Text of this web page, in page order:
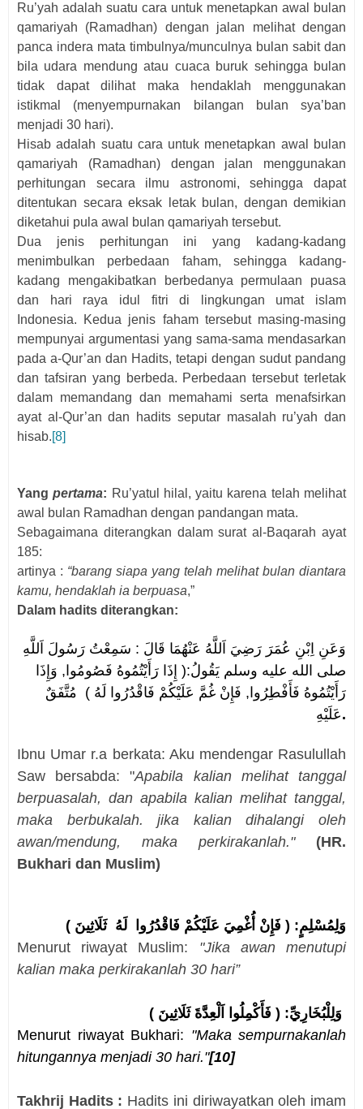
Ru’yah adalah suatu cara untuk menetapkan awal bulan
qamariyah (Ramadhan) dengan jalan melihat dengan
panca indera mata timbulnya/munculnya bulan sabit dan
bila udara mendung atau cuaca buruk sehingga bulan
tidak dapat dilihat maka hendaklah menggunakan
istikmal (menyempurnakan bilangan bulan sya’ban
menjadi 30 hari).
Hisab adalah suatu cara untuk menetapkan awal bulan
qamariyah (Ramadhan) dengan jalan menggunakan
perhitungan secara ilmu astronomi, sehingga dapat
ditentukan secara eksak letak bulan, dengan demikian
diketahui pula awal bulan qamariyah tersebut.
Dua jenis perhitungan ini yang kadang-kadang
menimbulkan perbedaan faham, sehingga kadang-
kadang mengakibatkan berbedanya permulaan puasa
dan hari raya idul fitri di lingkungan umat islam
Indonesia. Kedua jenis faham tersebut masing-masing
mempunyai argumentasi yang sama-sama mendasarkan
pada a-Qur’an dan Hadits, tetapi dengan sudut pandang
dan tafsiran yang berbeda. Perbedaan tersebut terletak
dalam memandang dan memahami serta menafsirkan
ayat al-Qur’an dan hadits seputar masalah ru’yah dan
hisab.[8]
Yangpertama: Ru’yatul hilal, yaitu karena telah melihat
awal bulan Ramadhan dengan pandangan mata.
Sebagaimana diterangkan dalam surat al-Baqarah ayat
185:
artinya : “barang siapa yang telah melihat bulan diantara
kamu, hendaklah ia berpuasa,”
Dalam hadits diterangkan:
وَعَنِ اِبْنِ عُمَرَ رَضِيَ اَللَّهُ عَنْهُمَا قَالَ : سَمِعْتُ رَسُولَ اَللَّهِ
صلى الله عليه وسلم يَقُولُ:( إِذَا رَأَيْتُمُوهُ فَصُومُوا, وَإِذَا
رَأَيْتُمُوهُ فَأَفْطِرُوا, فَإِنْ غُمَّ عَلَيْكُمْ فَاقْدُرُوا لَهُ ) مُتَّفَقٌ
عَلَيْهِ.
Ibnu Umar r.a berkata: Aku mendengar Rasulullah
Saw bersabda: "Apabila kalian melihat tanggal
berpuasalah, dan apabila kalian melihat tanggal,
maka berbukalah. jika kalian dihalangi oleh
awan/mendung, maka perkirakanlah."
(HR.
Bukhari dan Muslim)
وَلِمُسْلِمٍ: ( فَإِنْ أُغْمِيَ عَلَيْكُمْ فَاقْدُرُوا لَهُ ثَلَاثِينَ )
Menurut riwayat Muslim: "Jika awan menutupi
kalian maka perkirakanlah 30 hari”
Menurut riwayat Bukhari: "Maka sempurnakanlah
hitungannya menjadi 30 hari."[10]
Takhrij Hadits : Hadits ini diriwayatkan oleh imam